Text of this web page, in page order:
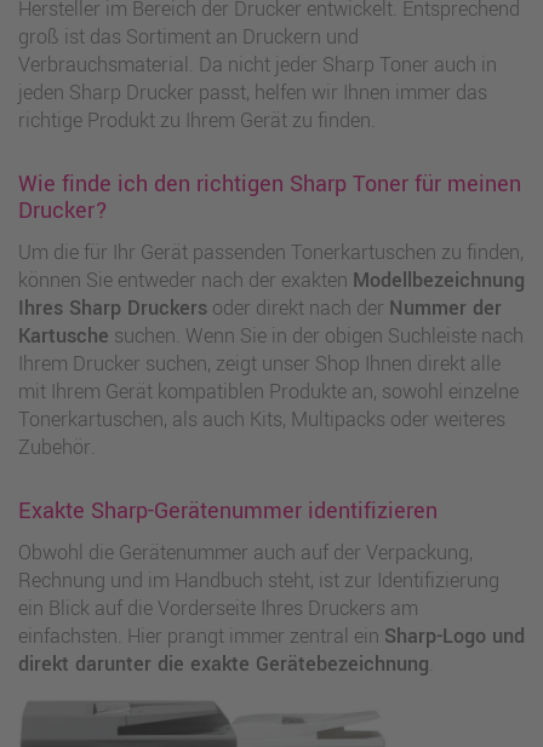
Hersteller im Bereich der Drucker entwickelt. Entsprechend
groß ist das Sortiment an Druckern und
Verbrauchsmaterial. Da nicht jeder Sharp Toner auch in
jeden Sharp Drucker passt, helfen wir Ihnen immer das
richtige Produkt zu Ihrem Gerät zu finden.
Wie finde ich den richtigen Sharp Toner für meinen
Drucker?
Um die für Ihr Gerät passenden Tonerkartuschen zu finden,
können Sie entweder nach der exakten Modellbezeichnung
Ihres Sharp Druckersoder direkt nach der Nummer der
Kartusche suchen. Wenn Sie in der obigen Suchleiste nach
Ihrem Drucker suchen, zeigt unser Shop Ihnen direkt alle
mit Ihrem Gerät kompatiblen Produkte an, sowohl einzelne
Tonerkartuschen, als auch Kits, Multipacks oder weiteres
Zubehör.
Exakte Sharp-Gerätenummer identifizieren
Obwohl die Gerätenummer auch auf der Verpackung,
Rechnung und im Handbuch steht, ist zur Identifizierung
ein Blick auf die Vorderseite Ihres Druckers am
einfachsten. Hier prangt immer zentral ein Sharp-Logo und
direkt darunter die exakte Gerätebezeichnung.